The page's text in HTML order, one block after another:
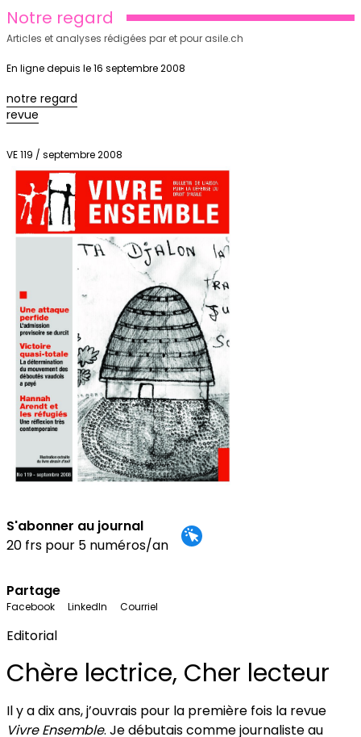
Notre regard
Articles et analyses rédigées par et pour asile.ch
En ligne depuis le 16 septembre 2008
notre regard
revue
VE 119 / septembre 2008
S'abonner au journal
20 frs pour 5 numéros/an
Partage
Facebook LinkedIn Courriel
Editorial
Chère lectrice, Cher lecteur
Il y a dix ans, j’ouvrais pour la première fois la revue
Vivre Ensemble. Je débutais comme journaliste au